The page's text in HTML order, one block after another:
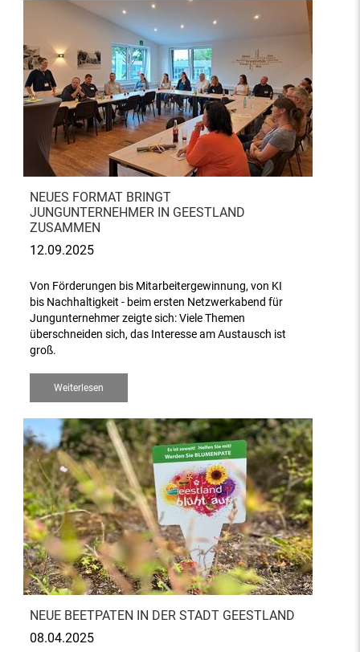
NEUES FORMAT BRINGT
JUNGUNTERNEHMER IN GEESTLAND
ZUSAMMEN
12.09.2025
Von Förderungen bis Mitarbeitergewinnung, von KI
bis Nachhaltigkeit - beim ersten Netzwerkabend für
Jungunternehmer zeigte sich: Viele Themen
überschneiden sich, das Interesse am Austausch ist
groß.
Weiterlesen
NEUE BEETPATEN IN DER STADT GEESTLAND
08.04.2025